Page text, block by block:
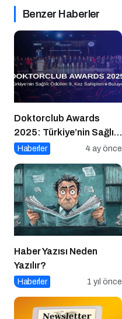
Benzer Haberler
Doktorclub Awards
2025: Türkiye’nin Sağlık
Ödülleri 9. Kez
Haberler 4 ay önce
Haber Yazısı Neden
Yazılır?
Haberler 1 yıl önce